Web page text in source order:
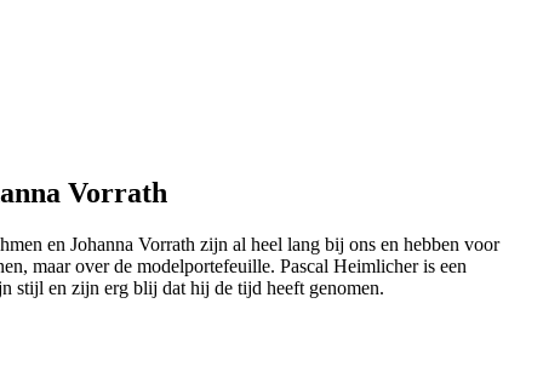
Vorrath
en Johanna Vorrath zijn al heel lang bij ons en hebben voor
maar over de modelportefeuille. Pascal Heimlicher is een
stijl en zijn erg blij dat hij de tijd heeft genomen.